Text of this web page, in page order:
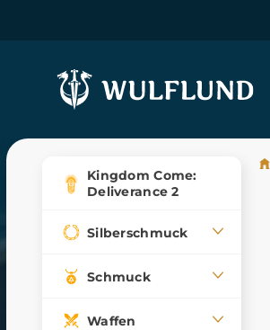
Kingdom Come:
Deliverance 2
Silberschmuck
Schmuck
Waffen